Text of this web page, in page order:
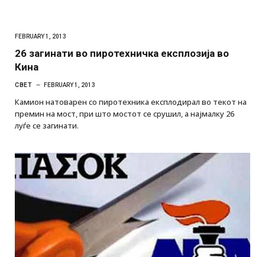
FEBRUARY 1, 2013
26 загинати во пиротехничка експлозија во
Кина
СВЕТ FEBRUARY 1, 2013
Камион натоварен со пиротехника експлодирал во текот на
премин на мост, при што мостот се срушил, а најмалку 26
луѓе се загинати.